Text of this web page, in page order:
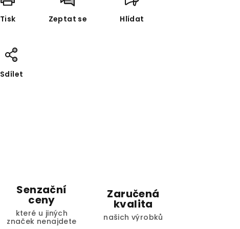
Tisk Zeptat se Hlídat
Sdílet
Senzační
ceny
které u jiných
značek nenajdete
Zaručená
kvalita
našich výrobků